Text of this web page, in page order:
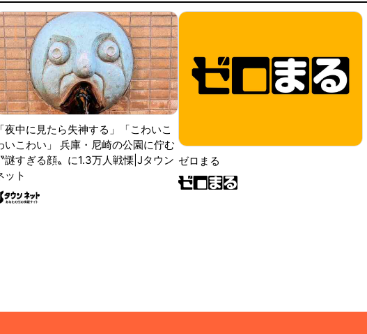
「夜中に見たら失神する」「こわいこ
いこわい」 兵庫・尼崎の公園に佇む
〝謎すぎる顔〟に1.3万人戦慄|Jタウン
ット
ゼロまる